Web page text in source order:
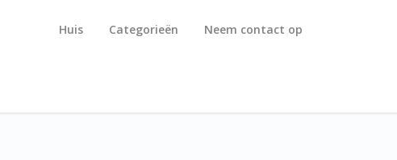
Huis Categorieën Neem contact op